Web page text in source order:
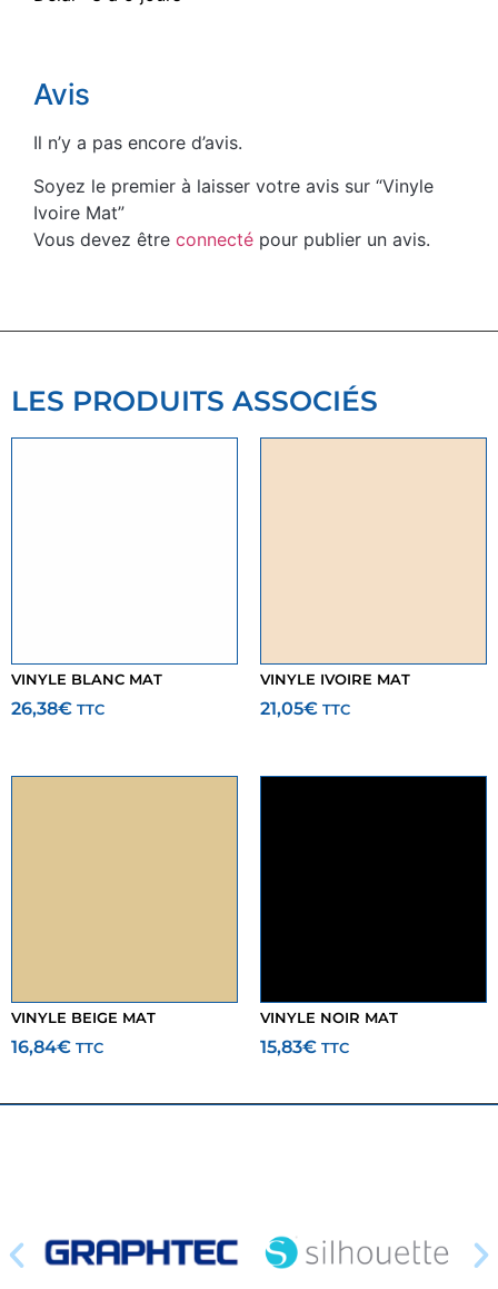
Avis
Il n’y a pas encore d’avis.
Soyez le premier à laisser votre avis sur “Vinyle
Ivoire Mat”
Vous devez être connecté pour publier un avis.
LES PRODUITS ASSOCIÉS
VINYLE BLANC MAT
26,38€ TTC
VINYLE IVOIRE MAT
21,05€ TTC
VINYLE BEIGE MAT
16,84€ TTC
VINYLE NOIR MAT
15,83€ TTC